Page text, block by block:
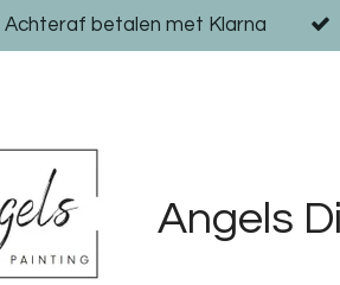
Achteraf betalen met Klarna
Angels